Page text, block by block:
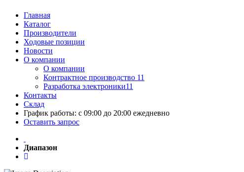
Главная
Каталог
Производители
Ходовые позиции
Новости
О компании
О компании
Контрактное производство 11
Разработка электроники11
Контакты
Склад
График работы: с 09:00 до 20:00 ежедневно
Оставить запрос
Диапазон